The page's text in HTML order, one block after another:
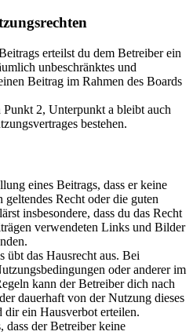
erteilst du dem Betreiber ein
unbeschränktes und
Beitrag im Rahmen des Boards
2, Unterpunkt a bleibt auch
bestehen.
eines Beitrags, dass er keine
geltendes Recht oder die guten
insbesondere, dass du das Recht
verwendeten Links und Bilder
übt das Hausrecht aus. Bei
oder anderer im
kann der Betreiber dich nach
dauerhaft von der Nutzung dieses
dir ein Hausverbot erteilen.
der Betreiber keine